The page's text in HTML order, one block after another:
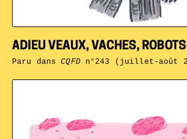
ADIEU VEAUX, VACHES,
Paru dansCQFDn°243 (juillet-août